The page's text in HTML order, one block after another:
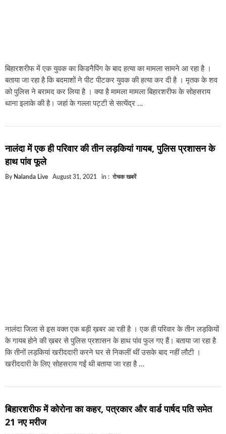
बिहारशरीफ में एक युवक का किडनैपिंग के बाद हत्या का मामला सामने आ रहा है ।
बताया जा रहा है कि बदमाशों ने पीट पीटकर युवक की हत्या कर दी है । मृतक के शव
को पुलिस ने बरामद कर लिया है । क्या है मामला मामला बिहारशरीफ के सोहसराय
थाना इलाके की है। जहां के गल्ला पट्टी से सत्येंद्र …
नालंदा में एक ही परिवार की तीन लड़कियां गायब, पुलिस प्रशासन के
हाथ पांव फूले
By Nalanda Live August 31, 2021 in : रोचक खबरें
नालंदा जिला से इस वक्त एक बड़ी ख़बर आ रही है । एक ही परिवार के तीन लड़कियों
के गायब होने की ख़बर से पुलिस प्रशासन के हाथ पांव फुल गए हैं। बताया जा रहा है
कि तीनों लड़कियां खरीददारी करने घर से निकलीं थीं उसके बाद नहीं लौटी ।
खरीददारी के लिए सोहसराय गईं थी बताया जा रहा है …
बिहारशरीफ में कोरोना का कहर, पत्रकार और वार्ड पार्षद पति समेत
21 नए मरीज